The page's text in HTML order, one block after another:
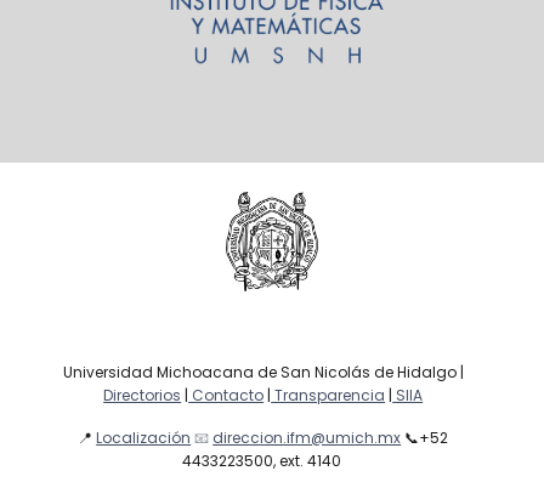
Universidad Michoacana de San Nicolás de Hidalgo |
Directorios | Contacto | Transparencia | SIIA
📍Localización 📧 direccion.ifm@umich.mx 📞+52
4433223500, ext. 4140